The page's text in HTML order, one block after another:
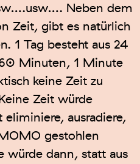
Neben dem
Zeit, gibt es natürlich
1 Tag besteht aus 24
60 Minuten, 1 Minute
keine Zeit zu
Zeit würde
ausradiere,
gestohlen
würde dann, statt aus